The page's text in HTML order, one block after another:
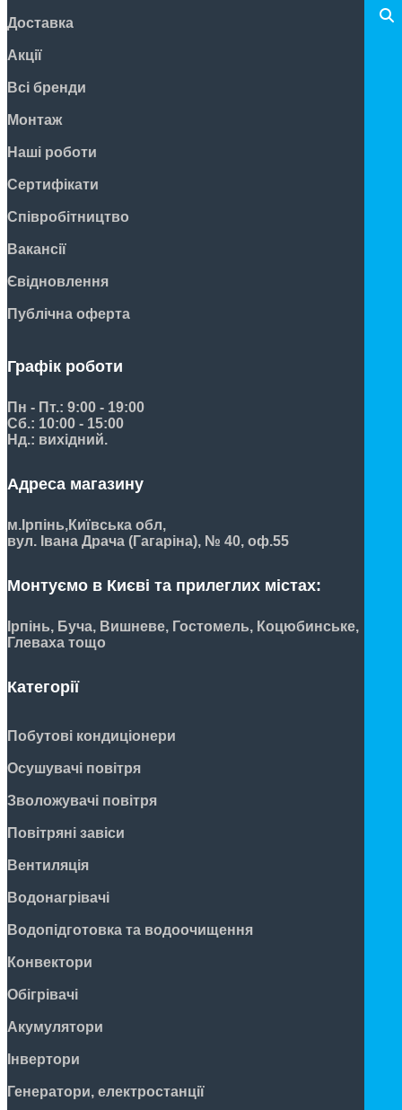
Доставка
Акції
Всі бренди
Монтаж
Наші роботи
Сертифікати
Співробітництво
Вакансії
Євідновлення
Публічна оферта
Графік роботи
Пн - Пт.: 9:00 - 19:00
Сб.: 10:00 - 15:00
Нд.: вихідний.
Адреса магазину
м.Ірпінь,Київська обл,
вул. Івана Драча (Гагаріна), № 40, оф.55
Монтуємо в Києві та прилеглих містах:
Ірпінь, Буча, Вишневе, Гостомель, Коцюбинське,
Глеваха тощо
Категорії
Побутові кондиціонери
Осушувачі повітря
Зволожувачі повітря
Повітряні завіси
Вентиляція
Водонагрівачі
Водопідготовка та водоочищення
Конвектори
Обігрівачі
Акумулятори
Інвертори
Генератори, електростанції